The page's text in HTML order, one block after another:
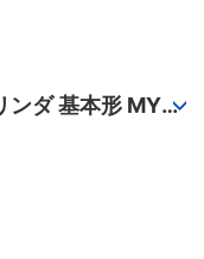
ンダ 基本形 MY1B